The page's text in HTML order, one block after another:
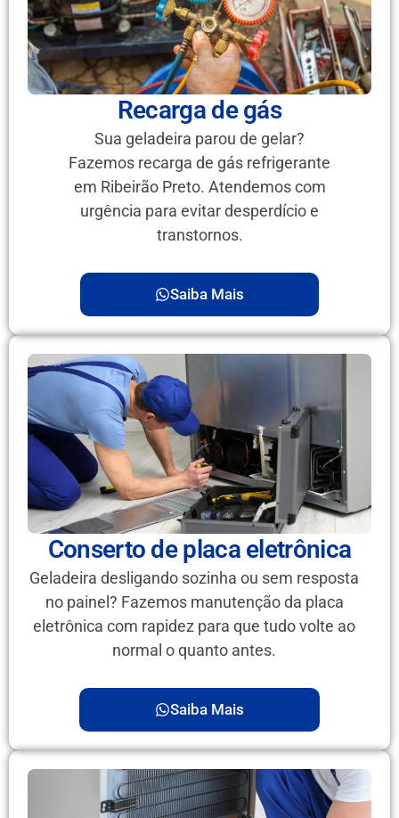
Recarga de gás
Sua geladeira parou de gelar?
Fazemos recarga de gás refrigerante
em Ribeirão Preto. Atendemos com
urgência para evitar desperdício e
transtornos.
Saiba Mais
Conserto de placa eletrônica
Geladeira desligando sozinha ou sem resposta
no painel? Fazemos manutenção da placa
eletrônica com rapidez para que tudo volte ao
normal o quanto antes.
Saiba Mais